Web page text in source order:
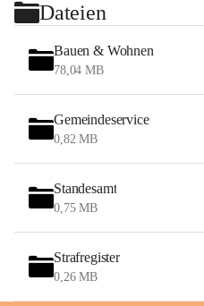
Dateien
Bauen & Wohnen
78,04 MB
Gemeindeservice
0,82 MB
Standesamt
0,75 MB
Strafregister
0,26 MB